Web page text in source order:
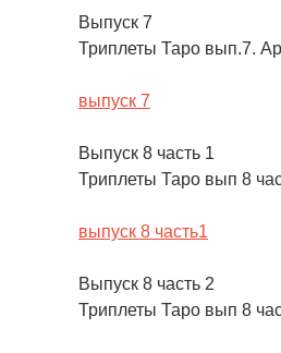
Выпуск 7
Триплеты Таро вып.7.
выпуск 7
Выпуск 8 часть 1
Триплеты Таро вып 8
выпуск 8 часть1
Выпуск 8 часть 2
Триплеты Таро вып 8